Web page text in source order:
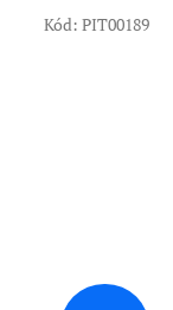
Kód: PIT00189